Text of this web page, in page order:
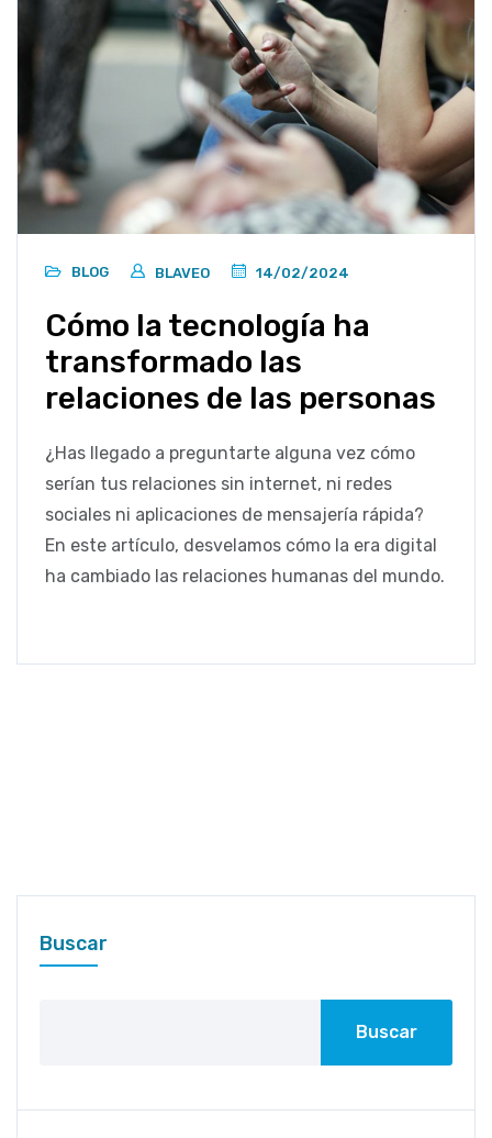
BLOG BLAVEO 14/02/2024
Cómo la tecnología ha
transformado las
relaciones de las personas
¿Has llegado a preguntarte alguna vez cómo
serían tus relaciones sin internet, ni redes
sociales ni aplicaciones de mensajería rápida?
En este artículo, desvelamos cómo la era digital
ha cambiado las relaciones humanas del mundo.
Buscar
Buscar